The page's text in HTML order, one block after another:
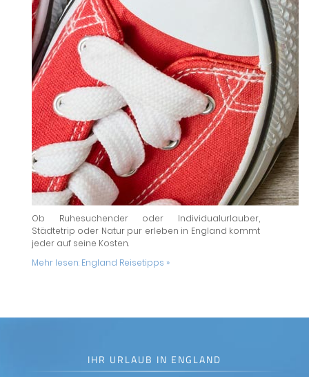
Ob Ruhesuchender oder Individualurlauber,
Städtetrip oder Natur pur erleben in England kommt
jeder auf seine Kosten.
Mehr lesen: England Reisetipps »
IHR URLAUB IN ENGLAND